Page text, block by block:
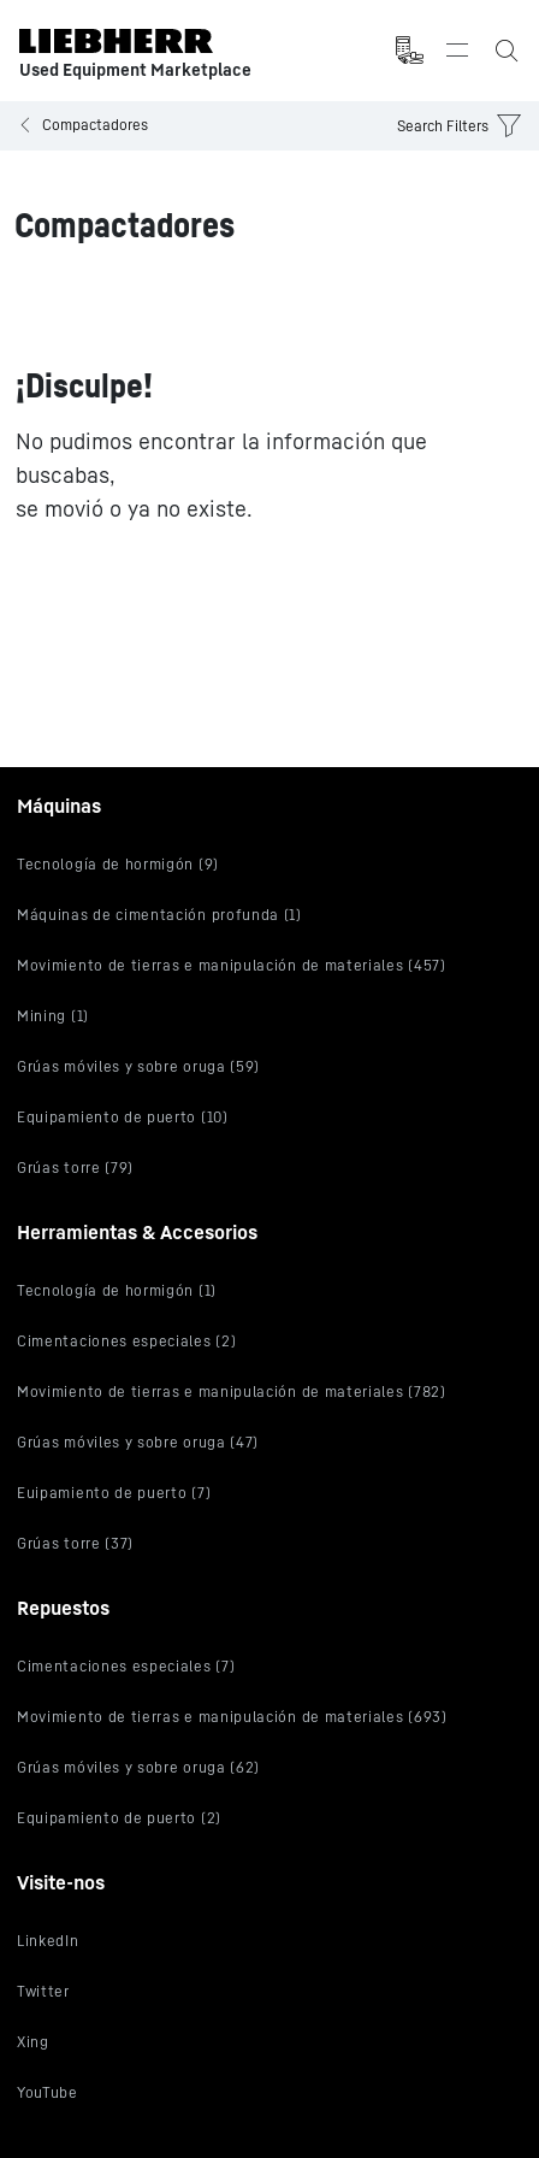
Used Equipment Marketplace
Compactadores Search Filters
Compactadores
¡Disculpe!
No pudimos encontrar la información que
buscabas,
se movió o ya no existe.
Máquinas
Tecnología de hormigón (9)
Máquinas de cimentación profunda (1)
Movimiento de tierras e manipulación de materiales (457)
Mining (1)
Grúas móviles y sobre oruga (59)
Equipamiento de puerto (10)
Grúas torre (79)
Herramientas & Accesorios
Tecnología de hormigón (1)
Cimentaciones especiales (2)
Movimiento de tierras e manipulación de materiales (782)
Grúas móviles y sobre oruga (47)
Euipamiento de puerto (7)
Grúas torre (37)
Repuestos
Cimentaciones especiales (7)
Movimiento de tierras e manipulación de materiales (693)
Grúas móviles y sobre oruga (62)
Equipamiento de puerto (2)
Visite-nos
LinkedIn
Twitter
Xing
YouTube